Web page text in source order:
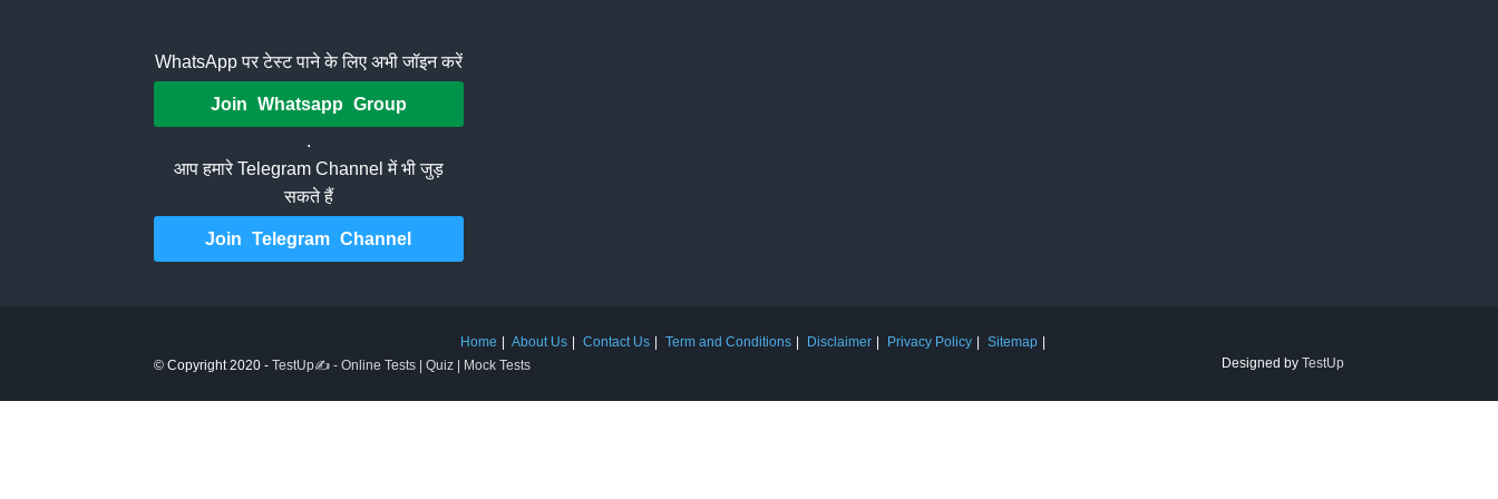
WhatsApp पर टेस्ट पाने के लिए अभी जॉइन करें
Join Whatsapp Group
.
आप हमारे Telegram Channel में भी जुड़
सकते हैं
Join Telegram Channel
Home About Us Contact Us Term and Conditions Disclaimer Privacy Policy
Sitemap
© Copyright 2020 - TestUp✍️ - Online Tests | Quiz | Mock Tests Designed by TestUp